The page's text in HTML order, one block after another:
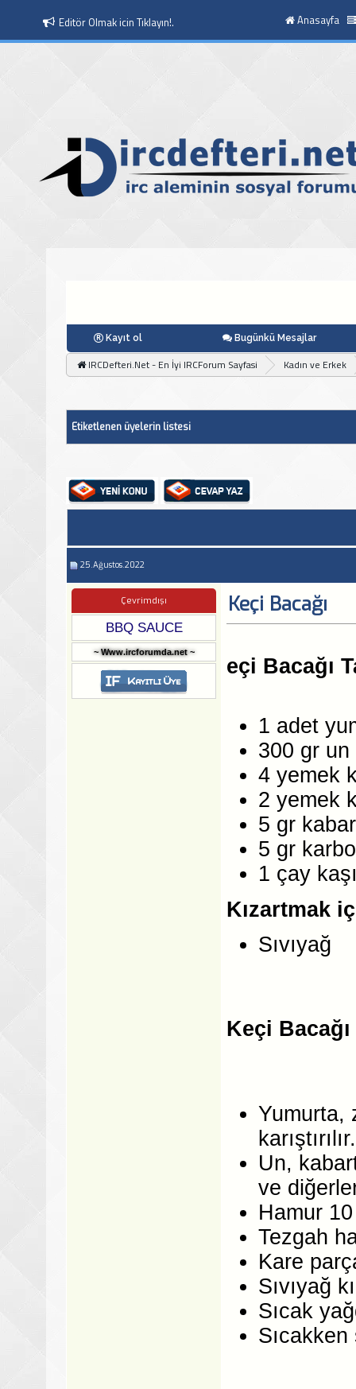
Moderatör Olmak icin Tıklayın!. Anasayfa
Kayıt ol Bugünkü Mesajlar
IRCDefteri.Net - En İyi IRCForum Sayfasi Kadın ve Erkek
Etiketlenen üyelerin listesi
25.Ağustos.2022
Çevrimdışı
BBQ SAUCE
~ Www.ircforumda.net ~
Keçi Bacağı
eçi Bacağı
1 adet
300 gr un
4 yemek
2 yemek
5 gr
5 gr
1 çay
Kızartmak
Sıvıyağ
Keçi Bacağı
Yumurta,
karıştırılır.
Un,
ve
Hamur
Tezgah
Kare
Sıvıyağ
Sıcak